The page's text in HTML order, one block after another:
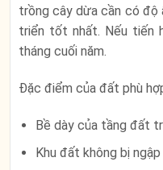
trồng cây dừa cần có độ
triển tốt nhất. Nếu tiến
tháng cuối năm.
Đặc điểm của đất phù
Bề dày của tầng đất
Khu đất không bị ngập